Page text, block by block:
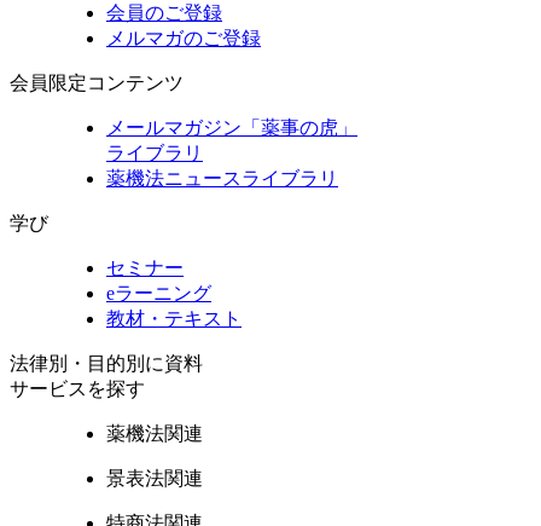
会員のご登録
メルマガのご登録
会員限定コンテンツ
メールマガジン「薬事の虎」
ライブラリ
薬機法ニュースライブラリ
学び
セミナー
eラーニング
教材・テキスト
法律別・目的別に資料
サービスを探す
薬機法関連
景表法関連